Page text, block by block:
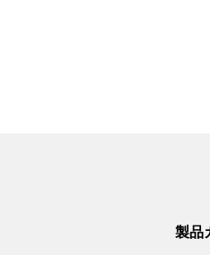
製品